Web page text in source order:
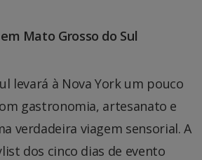
Mato Grosso do Sul
levará à Nova York um pouco
gastronomia, artesanato e
verdadeira viagem sensorial. A
dos cinco dias de evento